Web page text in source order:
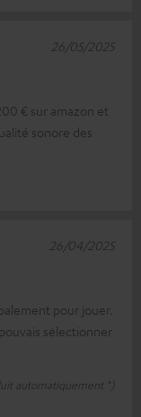
€ sur amazon et
sonore des
26/05/2025
pour jouer.
sélectionner
automatiquement *)
26/04/2025